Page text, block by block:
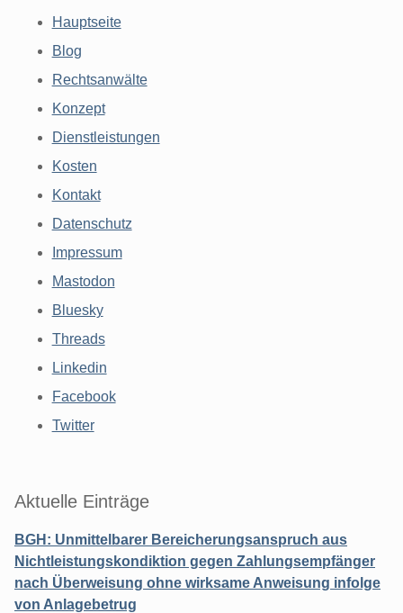
Hauptseite
Blog
Rechtsanwälte
Konzept
Dienstleistungen
Kosten
Kontakt
Datenschutz
Impressum
Mastodon
Bluesky
Threads
Linkedin
Facebook
Twitter
Aktuelle Einträge
BGH: Unmittelbarer Bereicherungsanspruch aus
Nichtleistungskondiktion gegen Zahlungsempfänger
nach Überweisung ohne wirksame Anweisung infolge
von Anlagebetrug